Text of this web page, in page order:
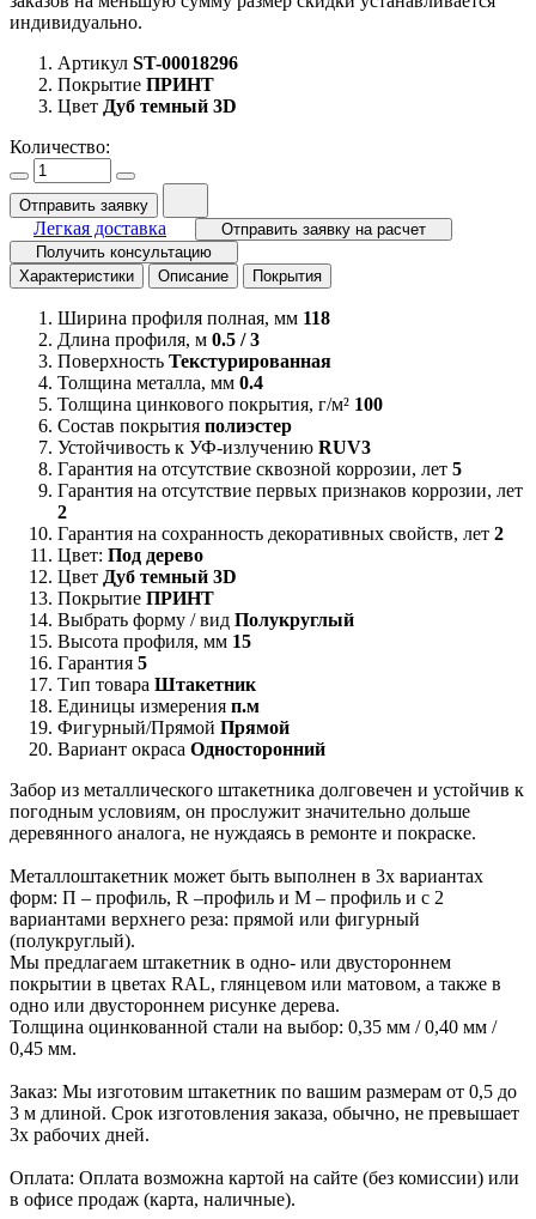
индивидуально.
Артикул ST-00018296
Покрытие ПРИНТ
Цвет Дуб темный 3D
Количество:
Отправить заявку
Легкая доставка
Отправить заявку на расчет
Получить консультацию
Характеристики
Описание Покрытия
Ширина профиля полная, мм 118
Длина профиля, м 0.5 / 3
Поверхность Текстурированная
Толщина металла, мм 0.4
Толщина цинкового покрытия, г/м² 100
Состав покрытия полиэстер
Устойчивость к УФ-излучению RUV3
Гарантия на отсутствие сквозной коррозии, лет 5
Гарантия на отсутствие первых признаков коррозии, лет
2
Гарантия на сохранность декоративных свойств, лет 2
Цвет: Под дерево
Цвет Дуб темный 3D
Покрытие ПРИНТ
Выбрать форму / вид Полукруглый
Высота профиля, мм 15
Гарантия 5
Тип товара Штакетник
Единицы измерения п.м
Фигурный/Прямой Прямой
Вариант окраса Односторонний
Забор из металлического штакетника долговечен и устойчив к
погодным условиям, он прослужит значительно дольше
деревянного аналога, не нуждаясь в ремонте и покраске.
Металлоштакетник может быть выполнен в 3х вариантах
форм: П – профиль, R –профиль и М – профиль и с 2
вариантами верхнего реза: прямой или фигурный
(полукруглый).
Мы предлагаем штакетник в одно- или двустороннем
покрытии в цветах RAL, глянцевом или матовом, а также в
одно или двустороннем рисунке дерева.
Толщина оцинкованной стали на выбор: 0,35 мм / 0,40 мм /
0,45 мм.
Заказ: Мы изготовим штакетник по вашим размерам от 0,5 до
3 м длиной. Срок изготовления заказа, обычно, не превышает
3х рабочих дней.
Оплата: Оплата возможна картой на сайте (без комиссии) или
в офисе продаж (карта, наличные).